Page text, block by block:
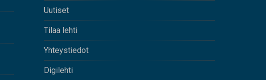
Uutiset
Tilaa lehti
Yhteystiedot
Digilehti